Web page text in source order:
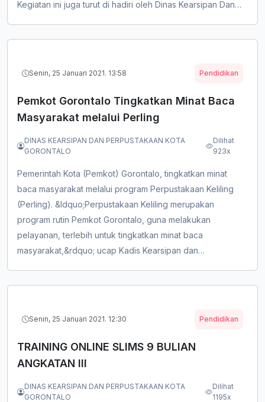
Kegiatan ini juga turut di hadiri oleh Dinas Kearsipan Dan
Senin, 25 Januari 2021. 13:58 Pendidikan
Pemkot Gorontalo Tingkatkan Minat Baca
Masyarakat melalui Perling
DINAS KEARSIPAN DAN PERPUSTAKAAN KOTA
GORONTALO
Dilihat
923x
Pemerintah Kota (Pemkot) Gorontalo, tingkatkan minat
baca masyarakat melalui program Perpustakaan Keliling
(Perling). &ldquo;Perpustakaan Keliling merupakan
program rutin Pemkot Gorontalo, guna melakukan
pelayanan, terlebih untuk tingkatkan minat baca
masyarakat,&rdquo; ucap Kadis Kearsipan dan
Senin, 25 Januari 2021. 12:30 Pendidikan
TRAINING ONLINE SLIMS 9 BULIAN
ANGKATAN III
DINAS KEARSIPAN DAN PERPUSTAKAAN KOTA
GORONTALO
Dilihat
1195x